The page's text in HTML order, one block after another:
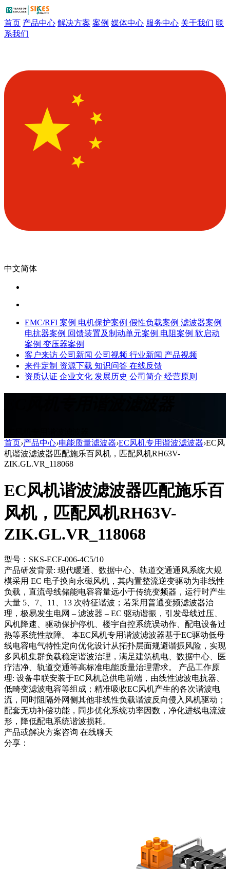
首页 产品中心 解决方案 案例 媒体中心 服务中心 关于我们 联
系我们
中文简体
EMC/RFI 案例 电机保护案例 假性负载案例 滤波器案例
电抗器案例 回馈装置及制动单元案例 电阻案例 软启动
案例 变压器案例
客户来访 公司新闻 公司视频 行业新闻 产品视频
来件定制 资源下载 知识问答 在线反馈
资质认证 企业文化 发展历史 公司简介 经营原则
首页›产品中心›电能质量滤波器›EC风机专用谐波滤波器›EC风
机谐波滤波器匹配施乐百风机，匹配风机RH63V-
ZIK.GL.VR_118068
EC风机谐波滤波器匹配施乐百
风机，匹配风机RH63V-
ZIK.GL.VR_118068
型号：SKS-ECF-006-4C5/10
产品研发背景: 现代暖通、数据中心、轨道交通通风系统大规
模采用 EC 电子换向永磁风机，其内置整流逆变驱动为非线性
负载，直流母线储能电容容量远小于传统变频器，运行时产生
大量 5、7、11、13 次特征谐波；若采用普通变频滤波器治
理，极易发生电网 – 滤波器 – EC 驱动谐振，引发母线过压、
风机降速、驱动保护停机、楼宇自控系统误动作、配电设备过
热等系统性故障。 本EC风机专用谐波滤波器基于EC驱动低母
线电容电气特性定向优化设计从拓扑层面规避谐振风险，实现
多风机集群负载稳定谐波治理，满足建筑机电、数据中心、医
疗洁净、轨道交通等高标准电能质量治理需求。 产品工作原
理: 设备串联安装于EC风机总供电前端，由线性滤波电抗器、
低畸变滤波电容等组成；精准吸收EC风机产生的各次谐波电
流，同时阻隔外网侧其他非线性负载谐波反向侵入风机驱动；
配套无功补偿功能，同步优化系统功率因数，净化进线电流波
形，降低配电系统谐波损耗。
产品或解决方案咨询 在线聊天
分享：